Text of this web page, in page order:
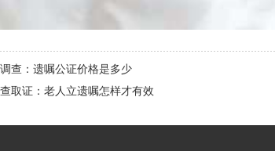
查：遗嘱公证价格是多少
取证：老人立遗嘱怎样才有效